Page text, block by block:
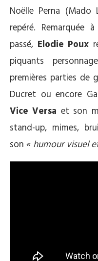
Noëlle Perna (Mado
repéré. Remarquée
passé, Elodie Poux
piquants
premières parties de
Ducret ou encore
Vice Versa et son
stand-up, mimes,
son « humour visuel